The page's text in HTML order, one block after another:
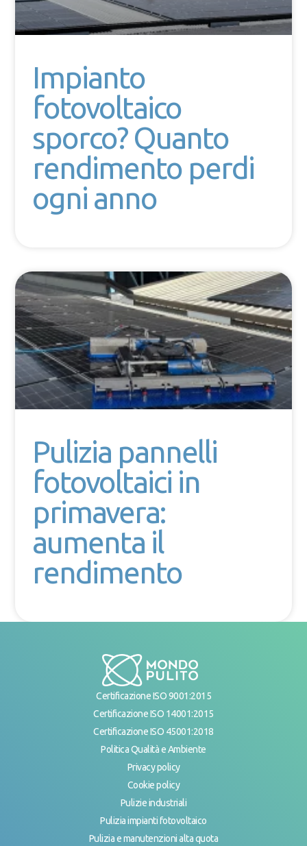
Impianto
fotovoltaico
sporco? Quanto
rendimento perdi
ogni anno
Pulizia pannelli
fotovoltaici in
primavera:
aumenta il
rendimento
Certificazione ISO 9001:2015
Certificazione ISO 14001:2015
Certificazione ISO 45001:2018
Politica Qualità e Ambiente
Privacy policy
Cookie policy
Pulizie industriali
Pulizia impianti fotovoltaico
Pulizia e manutenzioni alta quota